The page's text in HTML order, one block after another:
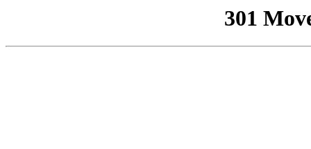
301